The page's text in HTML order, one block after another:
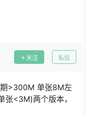
关注 私信
>300M 单张8M左
<3M)两个版本，